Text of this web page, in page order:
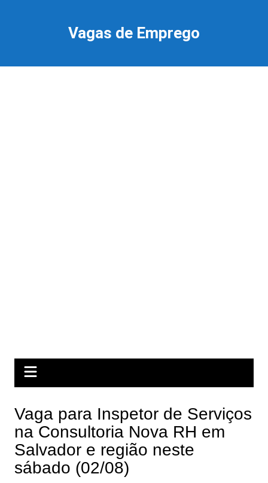
Vagas de Emprego
Vaga para Inspetor de Serviços
na Consultoria Nova RH em
Salvador e região neste
sábado (02/08)